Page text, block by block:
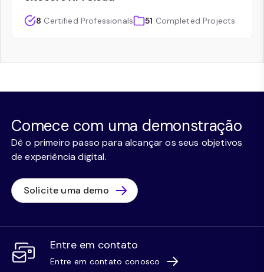
8 Certified Professionals 51 Completed Projects
Comece com uma demonstração
Dê o primeiro passo para alcançar os seus objetivos
de experiência digital.
Solicite uma demo
Entre em contato
Entre em contato conosco